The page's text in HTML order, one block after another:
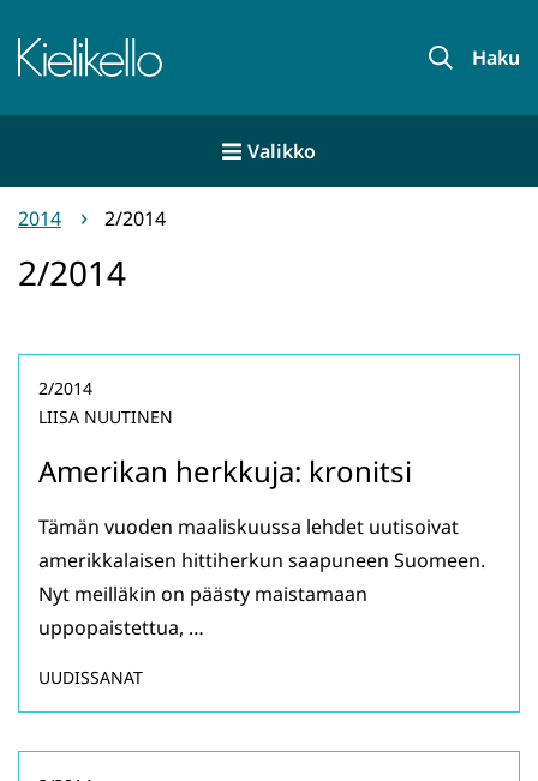
sisältöön
Etusivu Haku
Valikko
2014 2/2014
2/2014
Amerikan herkkuja: kronitsi
2/2014
LIISA NUUTINEN
Tämän vuoden maaliskuussa lehdet uutisoivat
amerikkalaisen hittiherkun saapuneen Suomeen.
Nyt meilläkin on päästy maistamaan
uppopaistettua, …
UUDISSANAT